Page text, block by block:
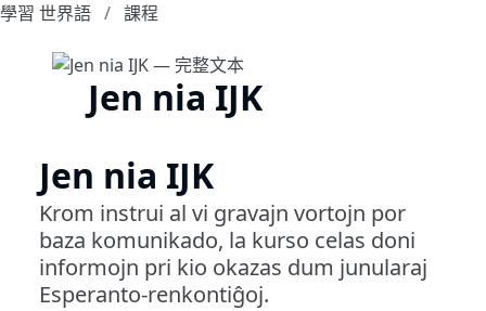
學習 世界語 課程
Jen nia IJK
Jen nia IJK
Krom instrui al vi gravajn vortojn por
baza komunikado, la kurso celas doni
informojn pri kio okazas dum junularaj
Esperanto-renkontiĝoj.